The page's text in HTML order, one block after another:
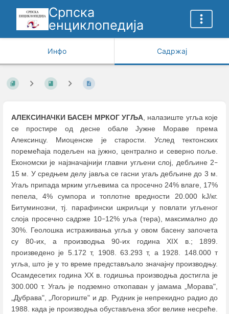
Српска
енциклопедија
Инфо Садржај
АЛЕКСИНАЧКИ БАСЕН МРКОГ УГЉА, налазиште угља које
се простире од десне обале Јужне Мораве према
Алексинцу. Миоценске је старости. Услед тектонских
поремећаја подељен на јужно, централно и северно поље.
Економски је најзначајнији главни угљени слој, дебљине 2–
15 м. У средњем делу јавља се гасни угаљ дебљине до 3 м.
Угаљ припада мрким угљевима са просечно 24% влаге, 17%
пепела, 4% сумпора и топлотне вредности 20.000 kJ/кг.
Битуминозни, тј. парафински шкриљци у повлати угљеног
слоја просечно садрже 10–12% уља (тера), максимално до
30%. Геолошка истраживања угља у овом басену започета
су 80-их, а производња 90-их година XIX в.; 1899.
произведено је 5.172 т, 1908. 63.293 т, а 1928. 148.000 т
угља, што је у то време представљало значајну производњу.
Осамдесетих година XX в. годишња производња достигла је
300.000 т. Угаљ је подземно откопаван у јамама „Морава",
„Дубрава", „Логориште" и др. Рудник је непрекидно радио до
1988. када је производња обустављена због велике несреће.